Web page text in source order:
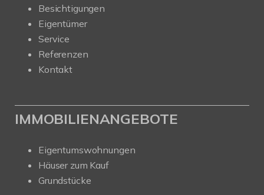
Besichtigungen
Eigentümer
Service
Referenzen
Kontakt
IMMOBILIENANGEBOTE
Eigentumswohnungen
Häuser zum Kauf
Grundstücke